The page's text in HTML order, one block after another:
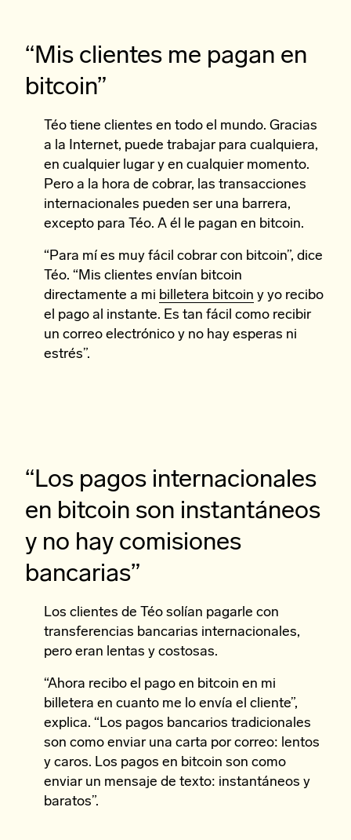
“Mis clientes me pagan en
bitcoin”
Téo tiene clientes en todo el mundo. Gracias
a la Internet, puede trabajar para cualquiera,
en cualquier lugar y en cualquier momento.
Pero a la hora de cobrar, las transacciones
internacionales pueden ser una barrera,
excepto para Téo. A él le pagan en bitcoin.
“Para mí es muy fácil cobrar con bitcoin”, dice
Téo. “Mis clientes envían bitcoin
directamente a mi billetera bitcoin y yo recibo
el pago al instante. Es tan fácil como recibir
un correo electrónico y no hay esperas ni
estrés”.
“Los pagos internacionales
en bitcoin son instantáneos
y no hay comisiones
bancarias”
Los clientes de Téo solían pagarle con
transferencias bancarias internacionales,
pero eran lentas y costosas.
“Ahora recibo el pago en bitcoin en mi
billetera en cuanto me lo envía el cliente”,
explica. “Los pagos bancarios tradicionales
son como enviar una carta por correo: lentos
y caros. Los pagos en bitcoin son como
enviar un mensaje de texto: instantáneos y
baratos”.